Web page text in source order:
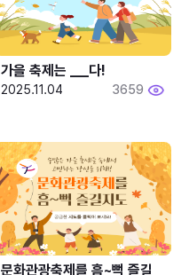
2025.11.04 3659
문화관광축제를 흠~뻑 즐길